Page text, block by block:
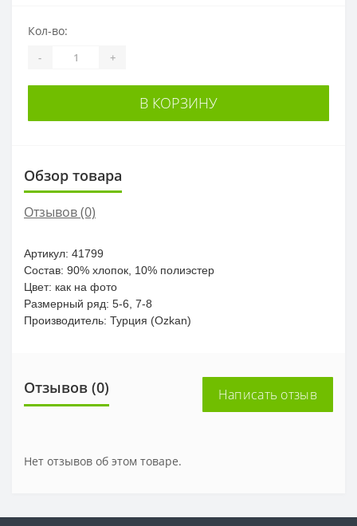
Кол-во:
- +
В КОРЗИНУ
Обзор товара
Отзывов (0)
Артикул: 41799
Состав: 90% хлопок, 10% полиэстер
Цвет: как на фото
Размерный ряд: 5-6, 7-8
Производитель: Турция (Ozkan)
Отзывов (0) Написать отзыв
Нет отзывов об этом товаре.